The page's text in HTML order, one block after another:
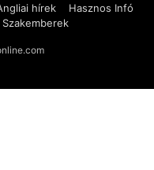
hírek
Hasznos Infó